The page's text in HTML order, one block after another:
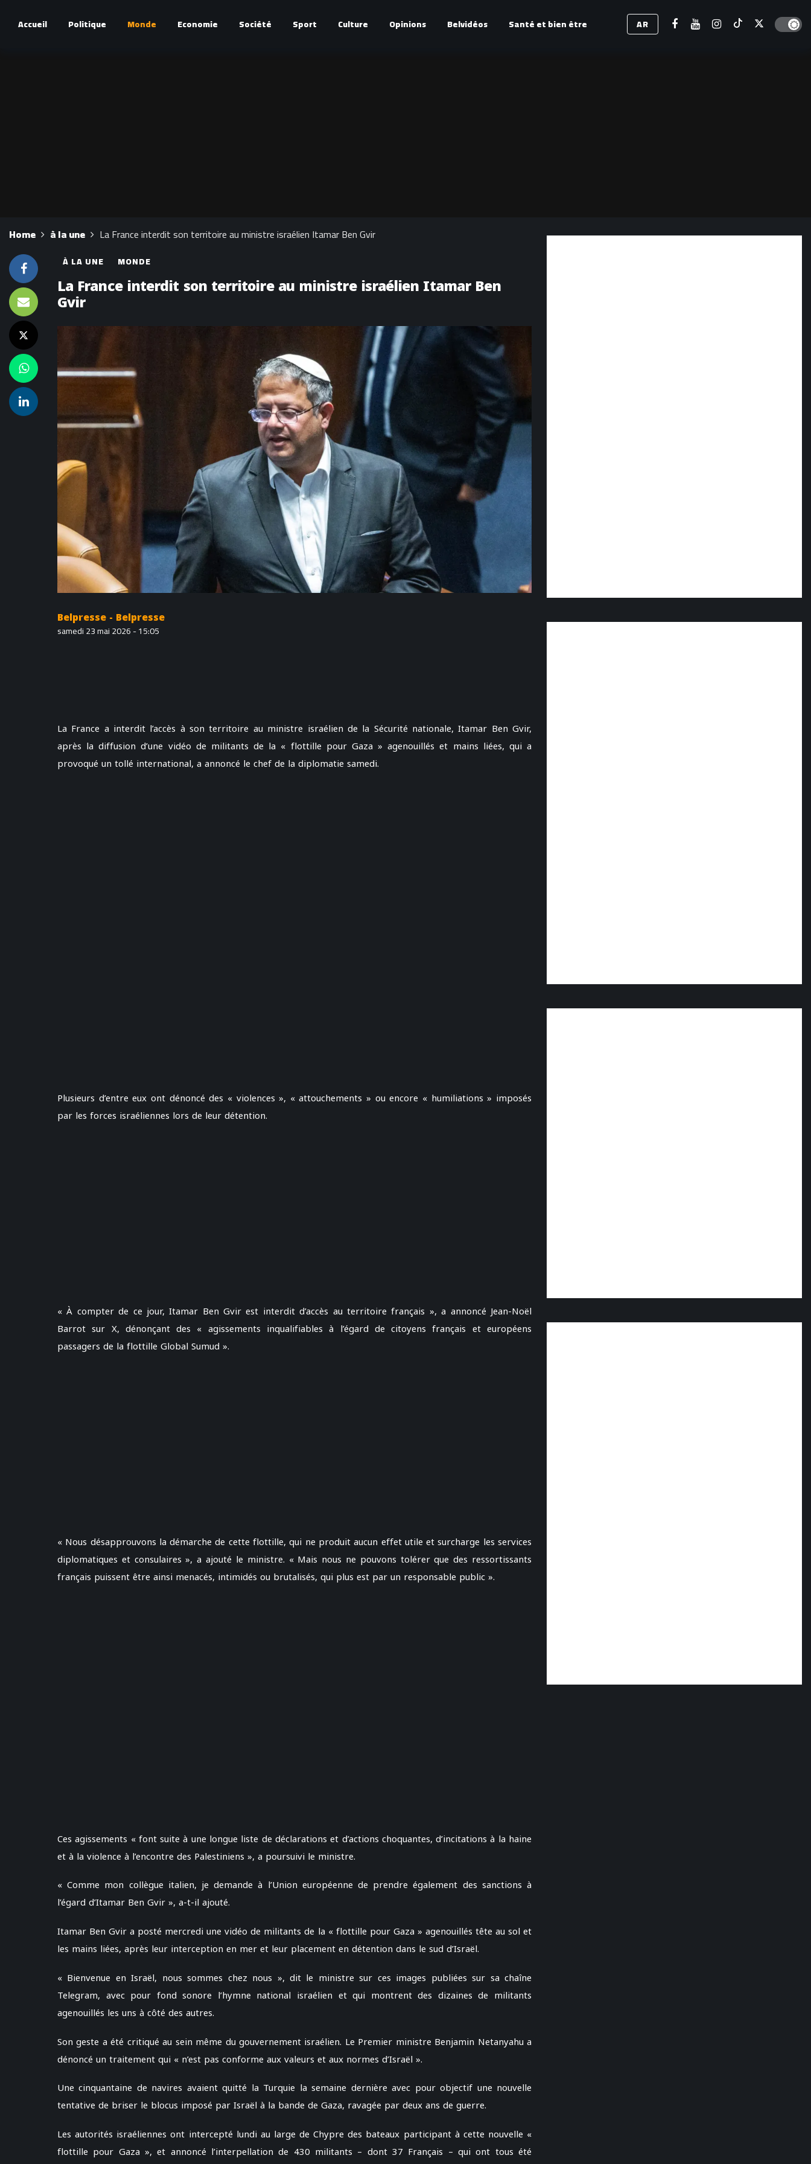
Accueil Politique Monde Economie Société Sport Culture Opinions Belvidéos Santé et bien être AR Dark
Home à la une La France interdit son territoire au ministre israélien Itamar Ben Gvir
À LA UNE MONDE
La France interdit son territoire au ministre israélien Itamar Ben
Gvir
Belpresse - Belpresse
samedi 23 mai 2026 - 15:05
La France a interdit l’accès à son territoire au ministre israélien de la Sécurité nationale, Itamar Ben Gvir,
après la diffusion d’une vidéo de militants de la « flottille pour Gaza » agenouillés et mains liées, qui a
provoqué un tollé international, a annoncé le chef de la diplomatie samedi.
Plusieurs d’entre eux ont dénoncé des « violences », « attouchements » ou encore « humiliations » imposés
par les forces israéliennes lors de leur détention.
« À compter de ce jour, Itamar Ben Gvir est interdit d’accès au territoire français », a annoncé Jean-Noël
Barrot sur X, dénonçant des « agissements inqualifiables à l’égard de citoyens français et européens
passagers de la flottille Global Sumud ».
« Nous désapprouvons la démarche de cette flottille, qui ne produit aucun effet utile et surcharge les services
diplomatiques et consulaires », a ajouté le ministre. « Mais nous ne pouvons tolérer que des ressortissants
français puissent être ainsi menacés, intimidés ou brutalisés, qui plus est par un responsable public ».
Ces agissements « font suite à une longue liste de déclarations et d’actions choquantes, d’incitations à la haine
et à la violence à l’encontre des Palestiniens », a poursuivi le ministre.
« Comme mon collègue italien, je demande à l’Union européenne de prendre également des sanctions à
l’égard d’Itamar Ben Gvir », a-t-il ajouté.
Itamar Ben Gvir a posté mercredi une vidéo de militants de la « flottille pour Gaza » agenouillés tête au sol et
les mains liées, après leur interception en mer et leur placement en détention dans le sud d’Israël.
« Bienvenue en Israël, nous sommes chez nous », dit le ministre sur ces images publiées sur sa chaîne
Telegram, avec pour fond sonore l’hymne national israélien et qui montrent des dizaines de militants
agenouillés les uns à côté des autres.
Son geste a été critiqué au sein même du gouvernement israélien. Le Premier ministre Benjamin Netanyahu a
dénoncé un traitement qui « n’est pas conforme aux valeurs et aux normes d’Israël ».
Une cinquantaine de navires avaient quitté la Turquie la semaine dernière avec pour objectif une nouvelle
tentative de briser le blocus imposé par Israël à la bande de Gaza, ravagée par deux ans de guerre.
Les autorités israéliennes ont intercepté lundi au large de Chypre des bateaux participant à cette nouvelle «
flottille pour Gaza », et annoncé l’interpellation de 430 militants – dont 37 Français – qui ont tous été